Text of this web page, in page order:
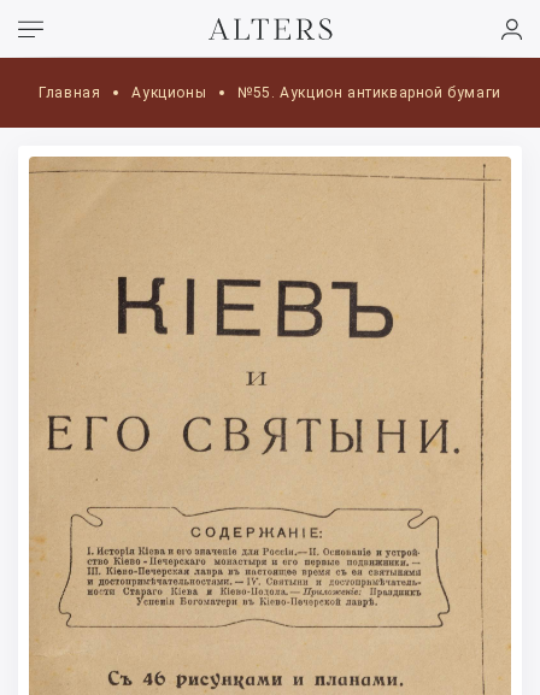
Главная Аукционы №55. Аукцион антикварной бумаги